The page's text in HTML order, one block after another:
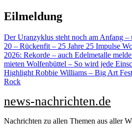
Zu
Inhalten
Eilmeldung
Der Uranzyklus steht noch am Anfang –
20 – Rückenfit – 25 Jahre 25 Impulse
2026: Rekorde – auch Edelmetalle
mieten Wolfenbüttel – So wird jede
Highlight Robbie Williams – Big Art
Rock
news-nachrichten.de
Nachrichten zu allen Themen aus aller